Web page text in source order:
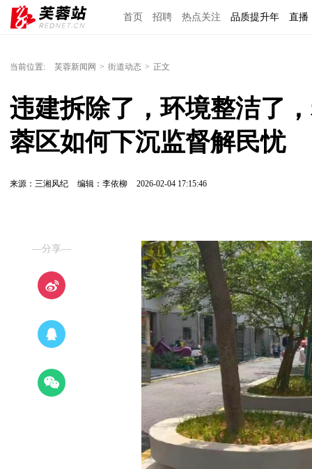
首页 招聘 热点关注 品质提升年 直播
当前位置: 芙蓉新闻网 > 街道动态 > 正文
违建拆除了，环境整洁了
蓉区如何下沉监督解民忧
来源：三湘风纪 编辑：李依柳 2026-02-04 17:15:46
—分享—